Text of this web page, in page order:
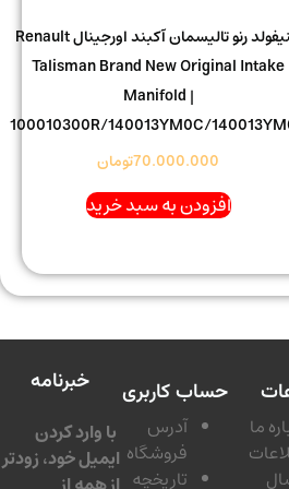
منیفولد رنو تالیسمان آکبند اورجینال Renault
Talisman Brand New Original
Manifold |
100010300R/140013YM0C/
70.000.000تومان
افزودن به سبد خرید
حساب کاربری
آدرس
فروشگاه
تاریخچه
خبرنامه
با وارد کردن
ایمیل خود، زودتر